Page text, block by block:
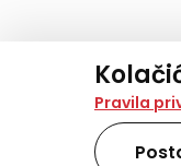
Na našoj
također
Pravila